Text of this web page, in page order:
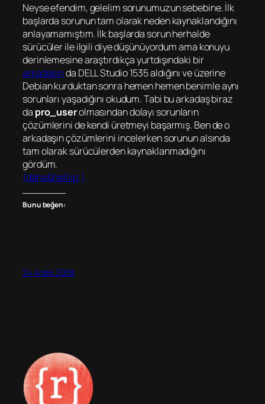
Neyse efendim, gelelim sorunumuzun sebebine. İlk
başlarda sorunun tam olarak neden kaynaklandığını
anlayamamıştım. İlk başlarda sorun herhalde
sürücüler ile ilgili diye düşünüyordum ama konuyu
derinlemesine araştırdıkça yurtdışındaki bir
arkadaşında DELL Studio 1535 aldığını ve üzerine
Debian kurduktan sonra hemen hemen benimle aynı
sorunları yaşadığını okudum. Tabi bu arkadaş biraz
da pro_userolmasından dolayı sorunların
çözümlerini de kendi üretmeyi başarmış. Ben de o
arkadaşın çözümlerini incelerken sorunun alsında
tam olarak sürücülerden kaynaklanmadığını
gördüm.
(daha&helliip;)
Bunu beğen:
24 Aralık 2008